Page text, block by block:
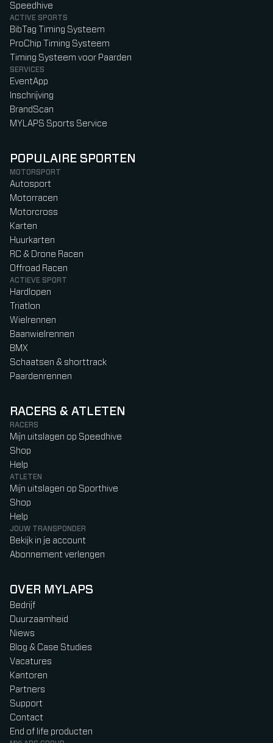
Speedhive
ACTIVE SPORTS
BibTag Timing Systeem
ProChip Timing Systeem
Timing Systeem voor Paarden
SERVICES
EventApp
Inschrijving
BrandScan
MYLAPS Sports Service
POPULAIRE SPORTEN
MOTORSPORT
Autosport
Motorracen
Motorcross
Karten
Huurkarten
RC & Drone Racen
Offroad Racen
ACTIEVE SPORT
Hardlopen
Triatlon
Wielrennen
Baanwielrennen
BMX
Schaatsen & shorttrack
Paardenrennen
RACERS & ATLETEN
RACERS
Mijn uitslagen op Speedhive
Shop
Help
ATLETEN
Mijn uitslagen op Sporthive
Shop
Help
JOUW TRANSPONDER
Bekijk in je account
Abonnement verlengen
OVER MYLAPS
Bedrijf
Duurzaamheid
Niews
Blog & Case Studies
Vacatures
Kantoren
Partners
Support
Contact
End of life producten